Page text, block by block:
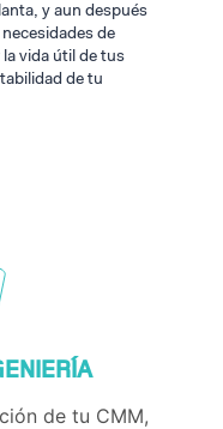
y aun después
de
vida útil de tus
de tu
de tu CMM,